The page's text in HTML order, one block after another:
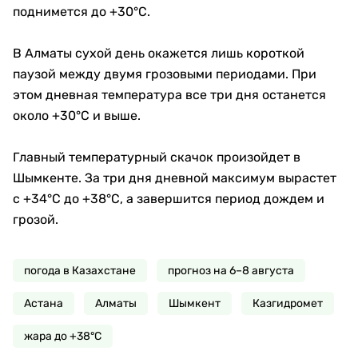
поднимется до +30°C.
В Алматы сухой день окажется лишь короткой
паузой между двумя грозовыми периодами. При
этом дневная температура все три дня останется
около +30°C и выше.
Главный температурный скачок произойдет в
Шымкенте. За три дня дневной максимум вырастет
с +34°C до +38°C, а завершится период дождем и
грозой.
погода в Казахстане прогноз на 6–8 августа
Астана Алматы Шымкент Казгидромет
жара до +38°C